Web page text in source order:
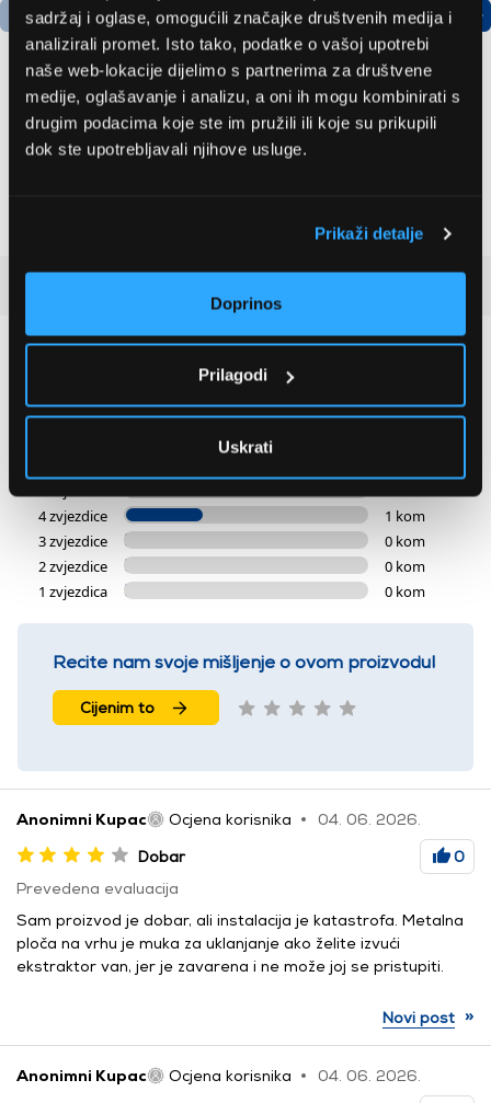
sadržaj i oglase, omogućili značajke društvenih medija i
analizirali promet. Isto tako, podatke o vašoj upotrebi
naše web-lokacije dijelimo s partnerima za društvene
medije, oglašavanje i analizu, a oni ih mogu kombinirati s
drugim podacima koje ste im pružili ili koje su prikupili
dok ste upotrebljavali njihove usluge.
Prikaži detalje
Doprinos
Prilagodi
Uskrati
LG GBBSJ10EPY
Hladnjak s donjim
Elica Era BL/A/52
Kuhinjska napa
4.7
4 zvjezdice
1 kom
3 zvjezdice
0 kom
2 zvjezdice
0 kom
1 zvjezdica
0 kom
Recite nam svoje mišljenje o ovom proizvodu!
Cijenim to
Anonimni Kupac Ocjena korisnika
04. 06. 2026.
Dobar
0
Prevedena evaluacija
Sam proizvod je dobar, ali instalacija je katastrofa. Metalna
ploča na vrhu je muka za uklanjanje ako želite izvući
ekstraktor van, jer je zavarena i ne može joj se pristupiti.
Novi post »
Anonimni Kupac Ocjena korisnika
04. 06. 2026.